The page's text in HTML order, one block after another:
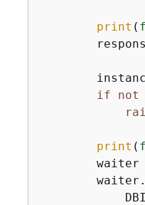
print (
if
not
print (
waiter